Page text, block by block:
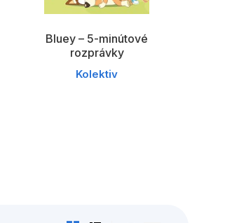
Bluey – 5-minútové
rozprávky
Kolektiv